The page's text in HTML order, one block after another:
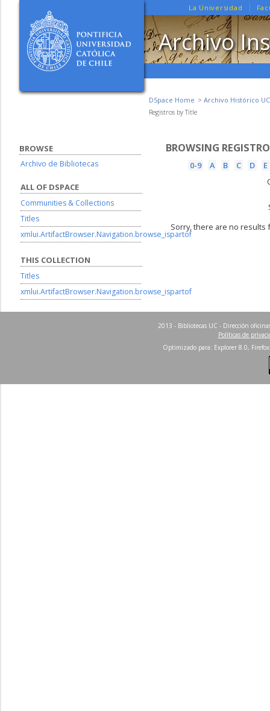
La Universidad
Archivo
DSpace Home
Archivo Histórico UC
Registros by Title
BROWSING
0-9 A B C D
E
Sorry, there are no results
BROWSE
Archivo de Bibliotecas
ALL OF DSPACE
Communities & Collections
Titles
xmlui.ArtifactBrowser.Navigation.browse_ispartof
THIS COLLECTION
Titles
xmlui.ArtifactBrowser.Navigation.browse_ispartof
2013 - Bibliotecas UC - Dirección
Políticas de
Optimizado para: Explorer 8.0,